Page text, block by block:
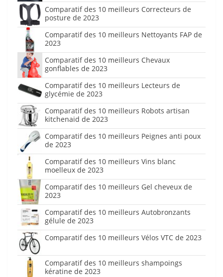
Comparatif des 10 meilleurs Correcteurs de
posture de 2023
Comparatif des 10 meilleurs Nettoyants FAP de
2023
Comparatif des 10 meilleurs Chevaux
gonflables de 2023
Comparatif des 10 meilleurs Lecteurs de
glycémie de 2023
Comparatif des 10 meilleurs Robots artisan
kitchenaid de 2023
Comparatif des 10 meilleurs Peignes anti poux
de 2023
Comparatif des 10 meilleurs Vins blanc
moelleux de 2023
Comparatif des 10 meilleurs Gel cheveux de
2023
Comparatif des 10 meilleurs Autobronzants
gélule de 2023
Comparatif des 10 meilleurs Vélos VTC de 2023
Comparatif des 10 meilleurs shampoings
kératine de 2023